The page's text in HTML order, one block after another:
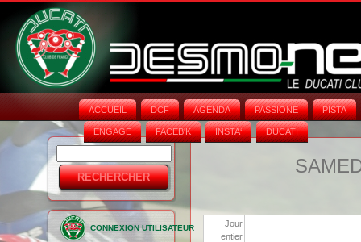
ACCUEIL DCF AGENDA PASSIONE PISTA
ENGAGE FACEB'K INSTA‘ DUCATI
Formulaire
de
recherche
CONNEXION UTILISATEUR
Jour
entier